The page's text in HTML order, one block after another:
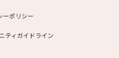
ーポリシー
ティガイドライン